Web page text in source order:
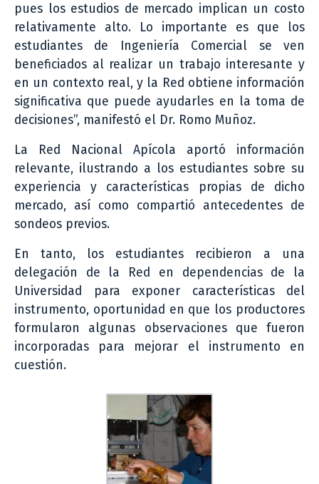
pues los estudios de mercado implican un costo
relativamente alto. Lo importante es que los
estudiantes de Ingeniería Comercial se ven
beneficiados al realizar un trabajo interesante y
en un contexto real, y la Red obtiene información
significativa que puede ayudarles en la toma de
decisiones”, manifestó el Dr. Romo Muñoz.
La Red Nacional Apícola aportó información
relevante, ilustrando a los estudiantes sobre su
experiencia y características propias de dicho
mercado, así como compartió antecedentes de
sondeos previos.
En tanto, los estudiantes recibieron a una
delegación de la Red en dependencias de la
Universidad para exponer características del
instrumento, oportunidad en que los productores
formularon algunas observaciones que fueron
incorporadas para mejorar el instrumento en
cuestión.